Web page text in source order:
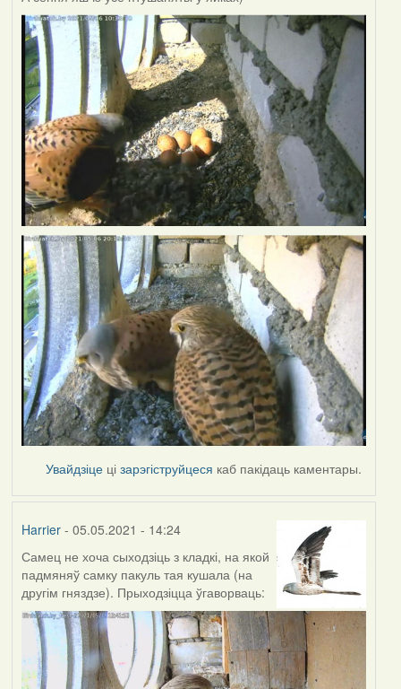
Увайдзіце цізарэгіструйцеся каб пакідаць каментары.
Harrier- 05.05.2021 - 14:24
Самец не хоча сыходзіць з кладкі, на якой
падмяняў самку пакуль тая кушала (на
другім гняздзе). Прыходзіцца ўгаворваць: